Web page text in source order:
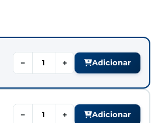
− + Adicionar
− + Adicionar